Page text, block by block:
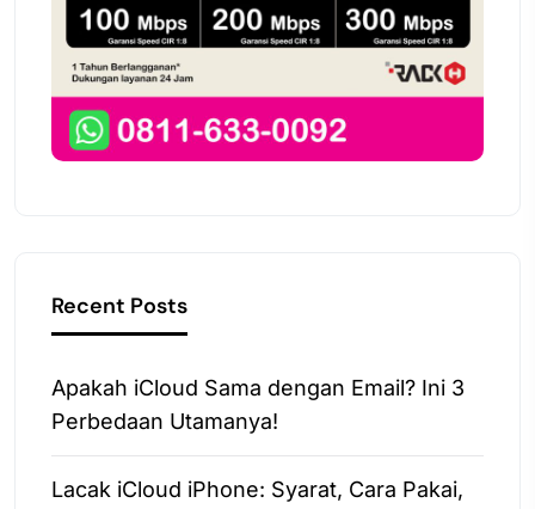
Recent Posts
Apakah iCloud Sama dengan Email? Ini 3
Perbedaan Utamanya!
Lacak iCloud iPhone: Syarat, Cara Pakai,